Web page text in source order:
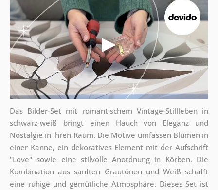
Das Bilder-Set mit romantischem Vintage-Stillleben in
schwarz-weiß bringt einen Hauch von Eleganz und
Nostalgie in Ihren Raum. Die Motive umfassen Blumen in
einer Kanne, ein dekoratives Element mit der Aufschrift
"Love" sowie eine stilvolle Anordnung in Körben. Die
Kombination aus sanften Grautönen und Weiß schafft
eine ruhige und gemütliche Atmosphäre. Dieses Set ist